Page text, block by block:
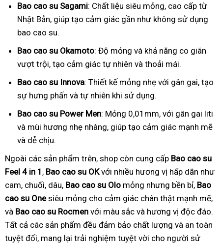
Bao cao su Sagami: Chất liệu siêu mỏng, cao cấp từ
Nhật Bản, giúp tạo cảm giác gần như không sử dụng
bao cao su.
Bao cao su Okamoto: Độ mỏng và khả năng co giãn
vượt trội, tạo cảm giác tự nhiên và thoải mái.
Bao cao su Innova: Thiết kế mỏng nhẹ với gân gai, tạo
sự hưng phấn và tự nhiên khi sử dụng.
Bao cao su Power Men: Mỏng 0,01mm, với gân gai liti
và mùi hương nhẹ nhàng, giúp tạo cảm giác mạnh mẽ
và dễ chịu.
Ngoài các sản phẩm trên, shop còn cung cấp Bao cao su
Feel 4 in 1 , Bao cao su OKvới nhiều hương vị hấp dẫn như
cam, chuối, dâu, Bao cao su Olo mỏng nhưng bền bỉ, Bao
cao su Onesiêu mỏng cho cảm giác chân thật mạnh mẽ,
và Bao cao su Rocmen với màu sắc và hương vị độc đáo.
Tất cả các sản phẩm đều đảm bảo chất lượng và an toàn
tuyệt đối, mang lại trải nghiệm tuyệt vời cho người sử